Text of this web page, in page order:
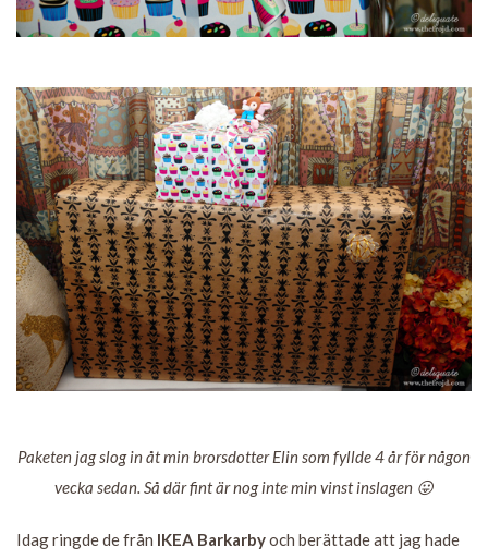
Paketen jag slog in åt min brorsdotter Elin som fyllde 4 år för någon
vecka sedan. Så där fint är nog inte min vinst inslagen 😛
Idag ringde de från IKEA Barkarbyoch berättade att jag hade